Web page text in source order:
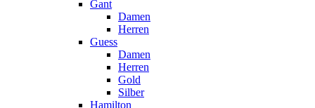
Gant
Damen
Herren
Guess
Damen
Herren
Gold
Silber
Hamilton